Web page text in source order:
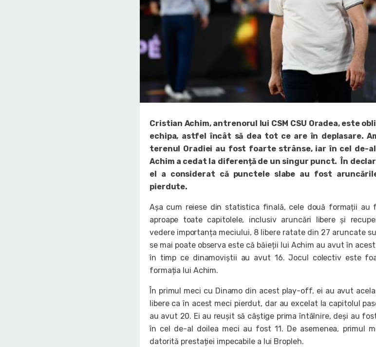
Cristian Achim, antrenorul lui CSM CSU Oradea, este
echipa, astfel încât să dea tot ce are în deplasare.
terenul Oradiei au fost foarte strânse, iar în cel de-
Achim a cedat la diferență de un singur punct. În
el a considerat că punctele slabe au fost
pierdute.
Așa cum reiese din statistica finală, cele două formații au
aproape toate capitolele, inclusiv aruncări libere și
vedere importanța meciului, 8 libere ratate din 27 aruncate
se mai poate observa este că băieții lui Achim au avut în acest
în timp ce dinamoviștii au avut 16. Jocul colectiv este
formația lui Achim.
În primul meci cu Dinamo din acest play-off, ei au avut
libere ca în acest meci pierdut, dar au excelat la capitolul
au avut 20. Ei au reușit să câștige prima întâlnire, deși au
în cel de-al doilea meci au fost 11. De asemenea, primul
datorită prestației impecabile a lui Bropleh.